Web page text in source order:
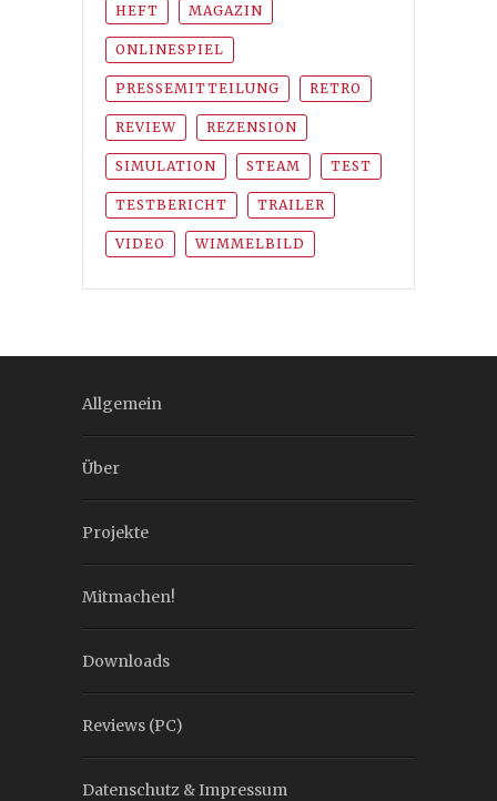
HEFT MAGAZIN
ONLINESPIEL
PRESSEMITTEILUNG RETRO
REVIEW REZENSION
SIMULATION STEAM TEST
TESTBERICHT TRAILER
VIDEO WIMMELBILD
Allgemein
Über
Projekte
Mitmachen!
Downloads
Reviews (PC)
Datenschutz & Impressum